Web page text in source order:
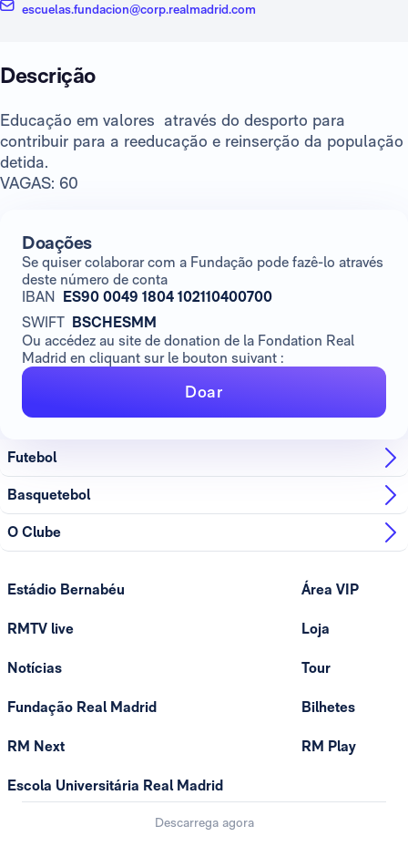
escuelas.fundacion@corp.realmadrid.com
Descrição
Educação em valores através do desporto para
contribuir para a reeducação e reinserção da população
detida.
VAGAS: 60
Doações
Se quiser colaborar com a Fundação pode fazê-lo através
deste número de conta
IBAN ES90 0049 1804 102110400700
SWIFT BSCHESMM
Ou accédez au site de donation de la Fondation Real
Madrid en cliquant sur le bouton suivant :
Doar
Futebol
Basquetebol
O Clube
Estádio Bernabéu
RMTV live
Notícias
Fundação Real Madrid
RM Next
Escola Universitária Real Madrid
Área VIP
Loja
Tour
Bilhetes
RM Play
Descarrega agora